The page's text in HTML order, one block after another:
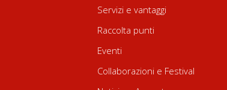
Servizi e vantaggi
Raccolta punti
Eventi
Collaborazioni e Festival